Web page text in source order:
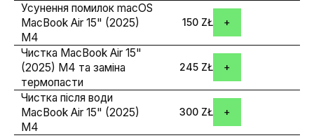
Усунення помилок macOS
MacBook Air 15" (2025)
M4
150 ZŁ
Чистка MacBook Air 15"
(2025) M4 та заміна
термопасти
245 ZŁ
Чистка після води
MacBook Air 15" (2025)
M4
300 ZŁ